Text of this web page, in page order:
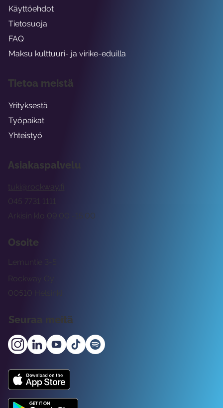
Asiakaspalvelu
tuki@rockway.fi
Arkisin klo 09:00 -15:00
045 7731 1111
Osoite
Rockway Oy
Lemuntie 3-5
00510 Helsinki
Seuraa meitä
Käyttöehdot
Tietosuoja
FAQ
Maksu kulttuuri- ja virike-eduilla
Tietoa meistä
Yrityksestä
Työpaikat
Yhteistyö